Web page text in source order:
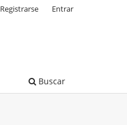
Buscar
Registrarse Entrar